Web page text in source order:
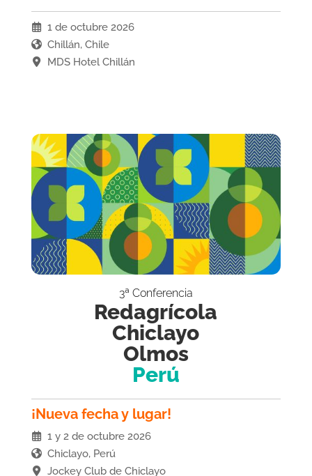
1 de octubre 2026
Chillán, Chile
MDS Hotel Chillán
3ª Conferencia
Redagrícola
Chiclayo
Olmos
Perú
¡Nueva fecha y lugar!
1 y 2 de octubre 2026
Chiclayo, Perú
Jockey Club de Chiclayo